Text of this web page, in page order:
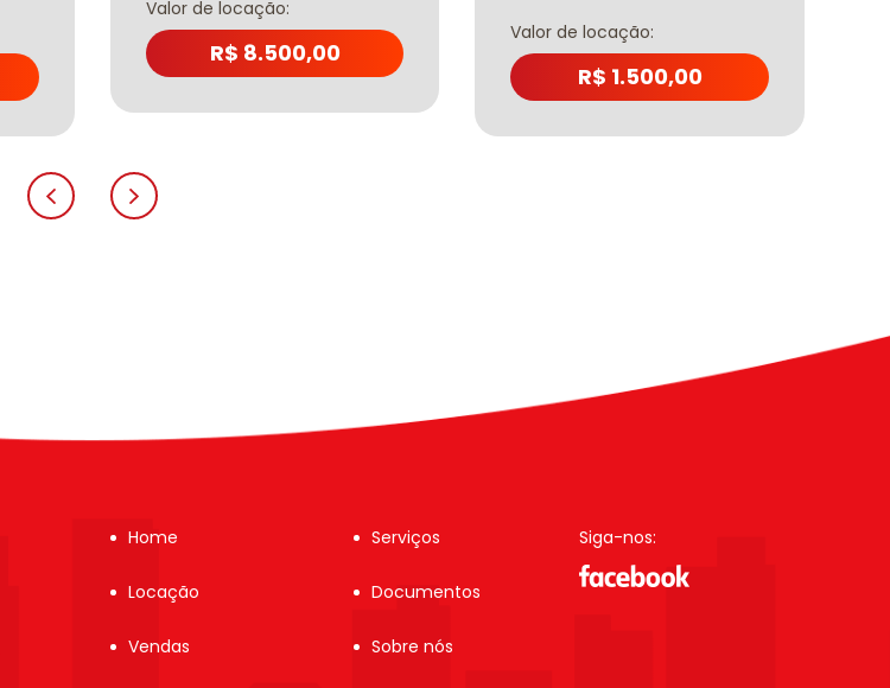
Valor de locação:
R$ 8.500,00
Valor de locação:
R$ 1.500,00
Home
Locação
Vendas
Serviços
Documentos
Sobre nós
Siga-nos: